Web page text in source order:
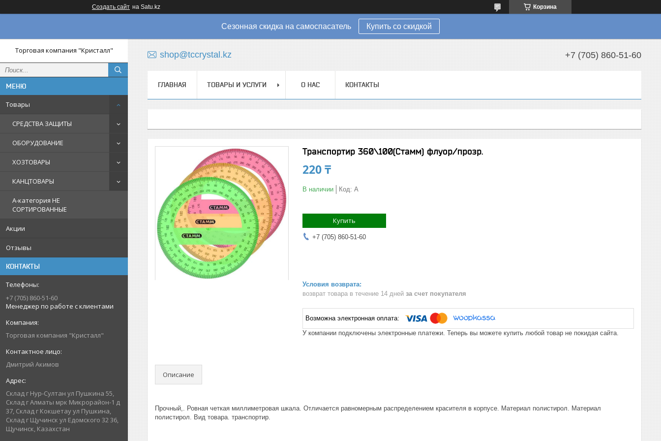
Создать сайт на Satu.kz Корзина
Сезонная скидка на самоспасатель Купить со скидкой
Торговая компания "Кристалл"
Товары
СРЕДСТВА ЗАЩИТЫ
ОБОРУДОВАНИЕ
ХОЗТОВАРЫ
КАНЦТОВАРЫ
A-категория НЕ
СОРТИРОВАННЫЕ
Акции
Отзывы
КОНТАКТЫ
+7 (705) 860-51-60
Менеджер по работе с клиентами
Торговая компания "Кристалл"
Дмитрий Акимов
Склад г Нур-Султан ул Пушкина 55,
Склад г Алматы мрк Микрорайон-1 д
37, Склад г Кокшетау ул Пушкина,
Склад г Щучинск ул Едомского 32 36,
Щучинск, Казахстан
shop@tccrystal.kz +7 (705) 860-51-60
ГЛАВНАЯ ТОВАРЫ И УСЛУГИ О НАС КОНТАКТЫ
Транспортир 360\100(Стамм) флуор/прозр.
220 ₸
В наличии Код: А
Купить
+7 (705) 860-51-60
возврат товара в течение 14 дней за счет покупателя
У компании подключены электронные платежи. Теперь вы можете купить любой товар не покидая сайта.
Описание
Прочный,. Ровная четкая миллиметровая шкала. Отличается равномерным распределением красителя в корпусе. Материал полистирол. Материал
полистирол. Вид товара. транспортир.